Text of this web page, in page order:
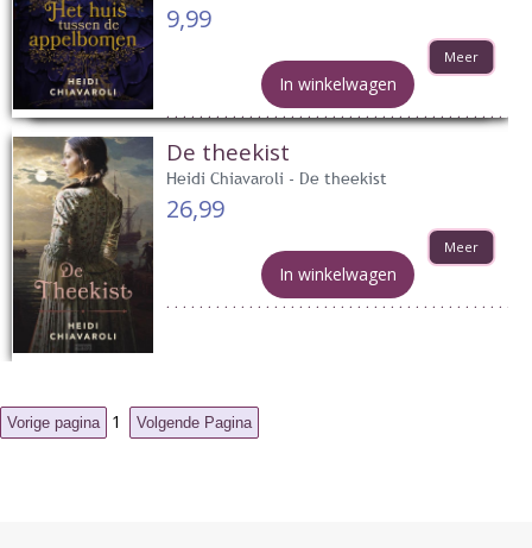
9,99
Meer
In winkelwagen
De theekist
Heidi Chiavaroli - De theekist
26,99
Meer
In winkelwagen
1